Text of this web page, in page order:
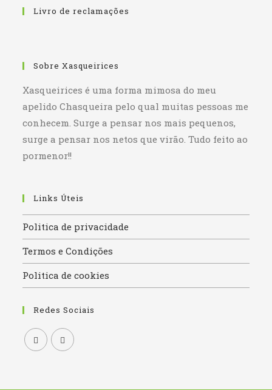
Livro de reclamações
Sobre Xasqueirices
Xasqueirices é uma forma mimosa do meu
apelido Chasqueira pelo qual muitas pessoas me
conhecem. Surge a pensar nos mais pequenos,
surge a pensar nos netos que virão. Tudo feito ao
pormenor!!
Links Úteis
Politica de privacidade
Termos e Condições
Politica de cookies
Redes Sociais